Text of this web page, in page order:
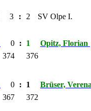
3 : 2 SV Olpe I.
0 : 1
Opitz, Florian
374
376
0 : 1
Brüser,
367
372